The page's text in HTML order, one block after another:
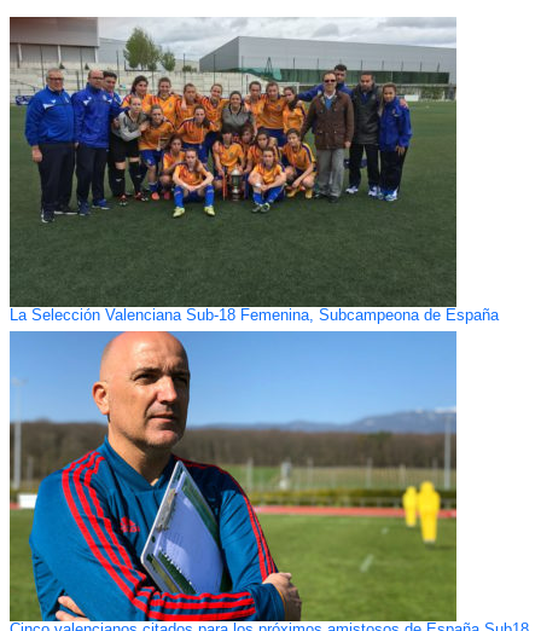
La Selección Valenciana Sub-18 Femenina, Subcampeona de España